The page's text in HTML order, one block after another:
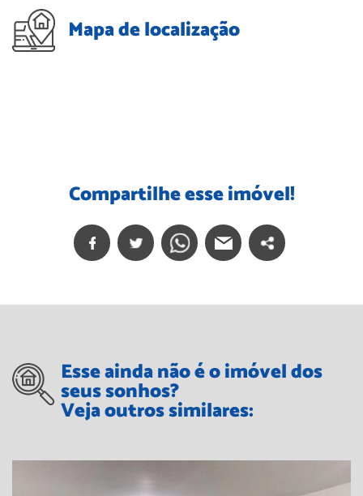
Mapa de localização
Compartilhe esse imóvel!
Esse ainda não é o imóvel dos
seus sonhos?
Veja outros similares: